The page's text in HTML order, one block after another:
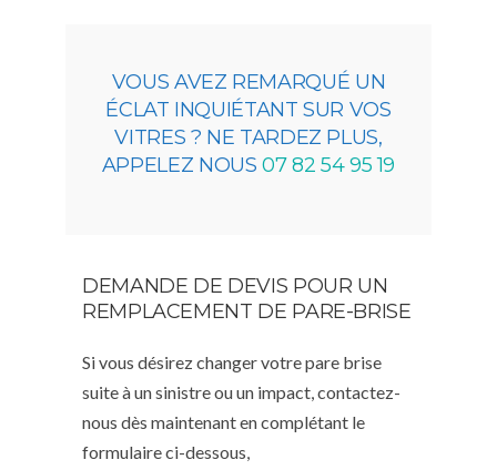
VOUS AVEZ REMARQUÉ UN
ÉCLAT INQUIÉTANT SUR VOS
VITRES ? NE TARDEZ PLUS,
APPELEZ NOUS07 82 54 95 19
DEMANDE DE DEVIS POUR UN
REMPLACEMENT DE PARE-BRISE
Si vous désirez changer votre pare brise
suite à un sinistre ou un impact, contactez-
nous dès maintenant en complétant le
formulaire ci-dessous,